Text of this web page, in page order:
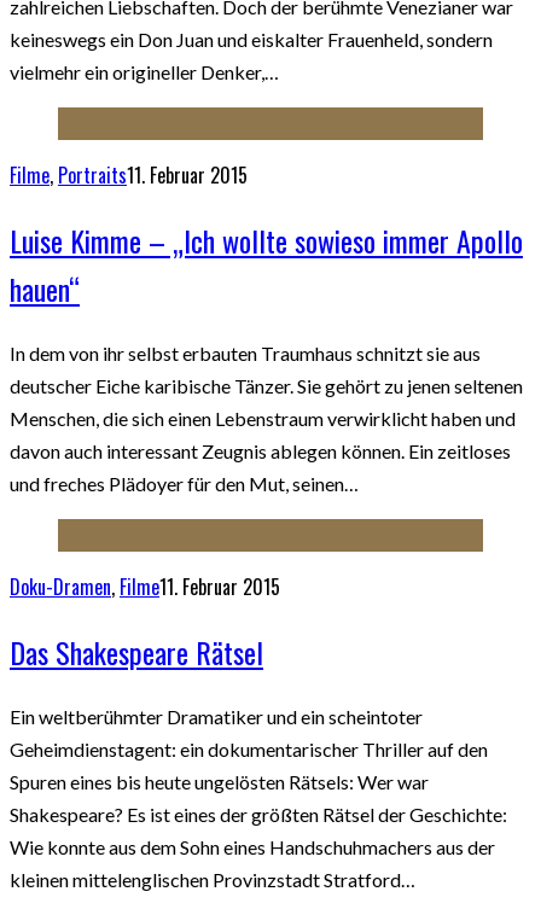
zahlreichen Liebschaften. Doch der berühmte Venezianer war
keineswegs ein Don Juan und eiskalter Frauenheld, sondern
vielmehr ein origineller Denker,…
Filme, Portraits11. Februar 2015
Luise Kimme – „Ich wollte sowieso immer Apollo
hauen“
In dem von ihr selbst erbauten Traumhaus schnitzt sie aus
deutscher Eiche karibische Tänzer. Sie gehört zu jenen seltenen
Menschen, die sich einen Lebenstraum verwirklicht haben und
davon auch interessant Zeugnis ablegen können. Ein zeitloses
und freches Plädoyer für den Mut, seinen…
Doku-Dramen, Filme11. Februar 2015
Das Shakespeare Rätsel
Ein weltberühmter Dramatiker und ein scheintoter
Geheimdienstagent: ein dokumentarischer Thriller auf den
Spuren eines bis heute ungelösten Rätsels: Wer war
Shakespeare? Es ist eines der größten Rätsel der Geschichte:
Wie konnte aus dem Sohn eines Handschuhmachers aus der
kleinen mittelenglischen Provinzstadt Stratford…